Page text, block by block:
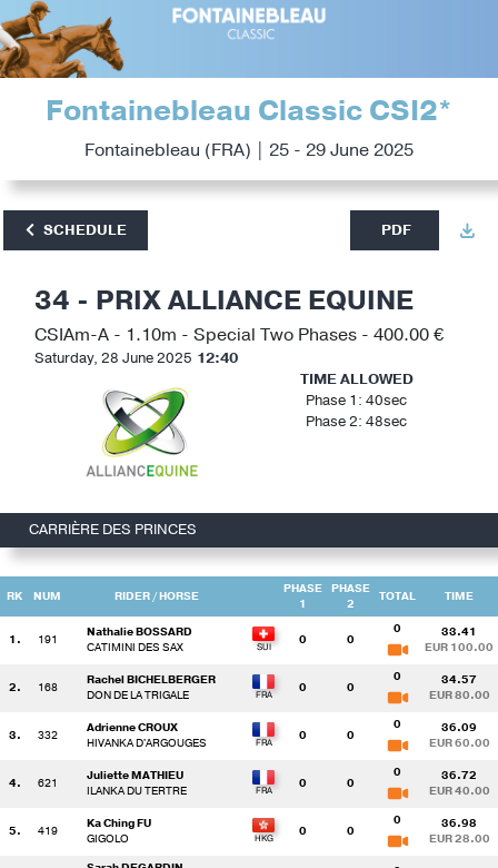
Fontainebleau Classic CSI2*
Fontainebleau (FRA) | 25 - 29 June 2025
SCHEDULE PDF
34 - PRIX ALLIANCE EQUINE
CSIAm-A - 1.10m - Special Two Phases - 400.00 €
Saturday, 28 June 2025 12:40
TIME ALLOWED
Phase 1: 40sec
Phase 2: 48sec
CARRIÈRE DES PRINCES
RK NUM RIDER / HORSE
PHASE
1
PHASE
2
TOTAL TIME
1. 191
Nathalie BOSSARD
CATIMINI DES SAX
0 0
0 33.41
EUR 100.00
2. 168
Rachel BICHELBERGER
DON DE LA TRIGALE
0 0
0 34.57
EUR 80.00
3. 332
Adrienne CROUX
HIVANKA D'ARGOUGES
0 0
0 36.09
EUR 60.00
4. 621
Juliette MATHIEU
ILANKA DU TERTRE
0 0
0 36.72
EUR 40.00
5. 419
Ka Ching FU
GIGOLO
0 0
0 36.98
EUR 28.00